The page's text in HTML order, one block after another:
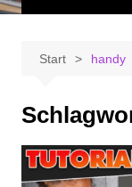
Start handy